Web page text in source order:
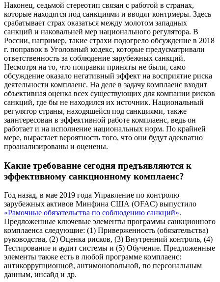
Наконец, седьмой стереотип связан с работой в странах,
которые находятся под санкциями и вводят контрмеры. Здесь
срабатывает страх оказаться между молотом западных
санкций и наковальней мер национального регулятора. В
России, например, такие страхи подогрело обсуждение в 2018
г. поправок в Уголовный кодекс, которые предусматривали
ответственность за соблюдение зарубежных санкций.
Несмотря на то, что поправки приняты не были, само
обсуждение оказало негативный эффект на восприятие риска
деятельности комплаенс. На деле в задачу комплаенс входит
объективная оценка всех существующих для компании рисков
санкций, где бы не находился их источник. Национальный
регулятор страны, находящейся под санкциями, также
заинтересован в эффективной работе комплаенс, ведь он
работает и на исполнение национальных норм. По крайней
мере, вырастает вероятность того, что они будут адекватно
проанализированы и оценены.
Какие требование сегодня предъявляются к
эффективному санкционному комплаенс?
Год назад, в мае 2019 года Управление по контролю
зарубежных активов Минфина США (OFAC) выпустило
«Рамочные обязательства по соблюдению санкций».
Предложенные ключевые элементы программы санкционного
комплаенса следующие: (1) Приверженность (обязательства)
руководства, (2) Оценка рисков, (3) Внутренний контроль, (4)
Тестирование и аудит системы и (5) Обучение. Предложенные
элементы также есть в любой программе комплаенс:
антикоррупционной, антимонопольной, по персональным
данным, инсайд и др.